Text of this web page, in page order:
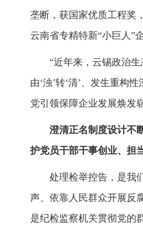
垄断，获国家优质工程奖
云南省专精特新“小巨人”企
“近年来，云锡政治生
由‘浊’转‘清’、发生重构
党引领保障企业发展焕发
澄清正名制度设计不
护党员干部干事创业、担
处理检举控告，是我
声、依靠人民群众开展反
是纪检监察机关贯彻党的